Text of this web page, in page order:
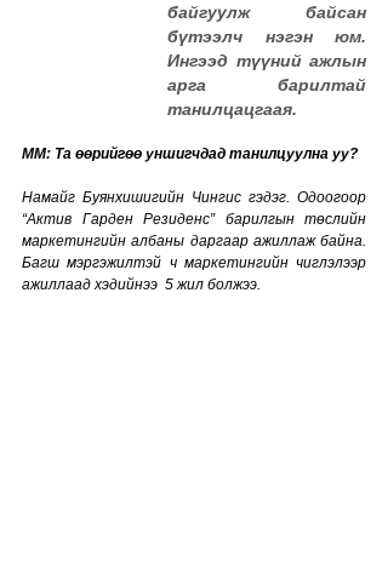
байгуулж байсан
бүтээлч нэгэн юм.
Ингээд түүний ажлын
арга барилтай
танилцацгаая.
MM: Та өөрийгөө уншигчдад танилцуулна уу?
Намайг Буянхишигийн Чингис гэдэг. Одоогоор
“Актив Гарден Резиденс” барилгын төслийн
маркетингийн албаны даргаар ажиллаж байна.
Багш мэргэжилтэй ч маркетингийн чиглэлээр
ажиллаад хэдийнээ  5 жил болжээ.